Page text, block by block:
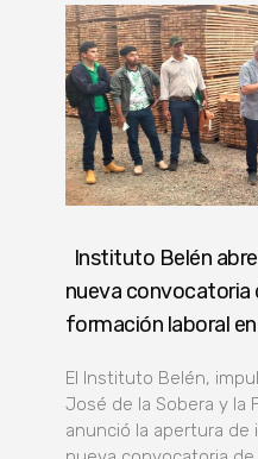
Instituto Belén
nueva convocatoria
formación laboral
El Instituto Belén,
José de la Sobera y la
anunció la apertura de